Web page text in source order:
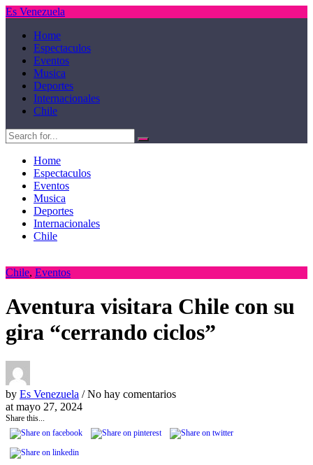
Es Venezuela
Home
Espectaculos
Eventos
Musica
Deportes
Internacionales
Chile
Home
Espectaculos
Eventos
Musica
Deportes
Internacionales
Chile
Chile, Eventos
Aventura visitara Chile con su
gira “cerrando ciclos”
by Es Venezuela / No hay comentarios
at mayo 27, 2024
Share this...